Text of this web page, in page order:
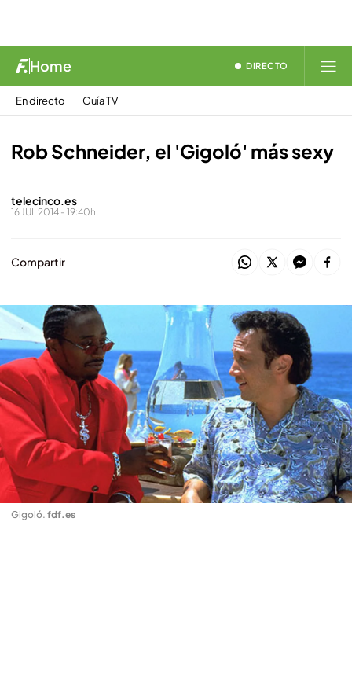
Home DIRECTO
En directo Guía TV
Rob Schneider, el 'Gigoló' más sexy
telecinco.es
16 JUL 2014 - 19:40h.
Compartir
Gigoló. fdf.es